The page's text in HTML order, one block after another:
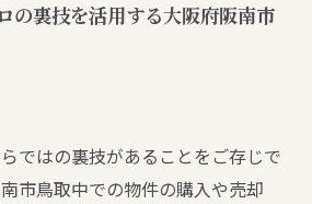
の裏技を活用する大阪府阪南市
ではの裏技があることをご存じで
市鳥取中での物件の購入や売却